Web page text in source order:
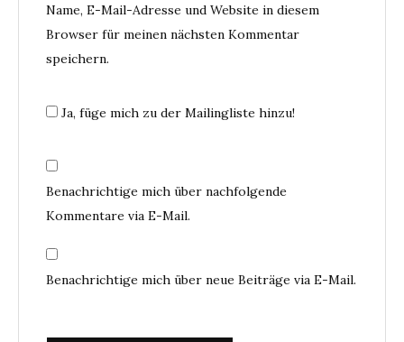
Name, E-Mail-Adresse und Website in diesem
Browser für meinen nächsten Kommentar
speichern.
Ja, füge mich zu der Mailingliste hinzu!
Benachrichtige mich über nachfolgende
Kommentare via E-Mail.
Benachrichtige mich über neue Beiträge via E-Mail.